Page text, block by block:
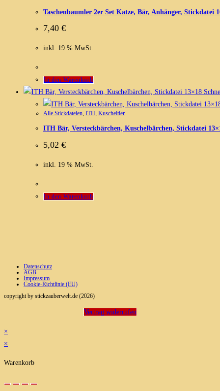
Taschenbaumler 2er Set Katze, Bär, Anhänger, Stickdatei
7,40 €
inkl. 19 % MwSt.
In den Warenkorb
Alle Stickdateien, ITH, Kuscheltier
ITH Bär, Versteckbärchen, Kuschelbärchen, Stickdatei
5,02 €
inkl. 19 % MwSt.
In den Warenkorb
Datenschutz
AGB
Impressum
Cookie-Richtlinie (EU)
copyright by stickzauberwelt.de (2026)
Vertrag widerrufen
×
×
Warenkorb